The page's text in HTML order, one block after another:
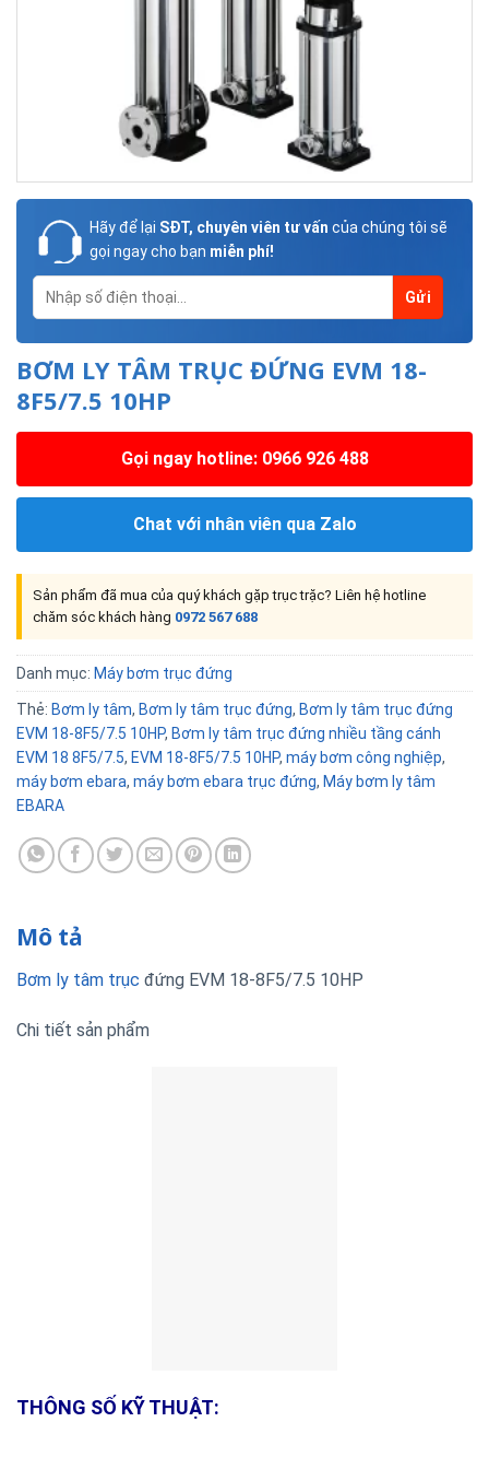
Hãy để lại SĐT, chuyên viên tư vấn của chúng tôi sẽ
gọi ngay cho bạn miễn phí!
BƠM LY TÂM TRỤC ĐỨNG EVM 18-
8F5/7.5 10HP
Gọi ngay hotline: 0966 926 488
Chat với nhân viên qua Zalo
Sản phẩm đã mua của quý khách gặp trục trặc? Liên hệ hotline
chăm sóc khách hàng 0972 567 688
Danh mục: Máy bơm trục đứng
Thẻ: Bơm ly tâm, Bơm ly tâm trục đứng, Bơm ly tâm trục đứng
EVM 18-8F5/7.5 10HP, Bơm ly tâm trục đứng nhiều tầng cánh
EVM 18 8F5/7.5, EVM 18-8F5/7.5 10HP, máy bơm công nghiệp,
máy bơm ebara, máy bơm ebara trục đứng, Máy bơm ly tâm
EBARA
Mô tả
Bơm ly tâm trục đứng EVM 18-8F5/7.5 10HP
Chi tiết sản phẩm
THÔNG SỐ KỸ THUẬT: